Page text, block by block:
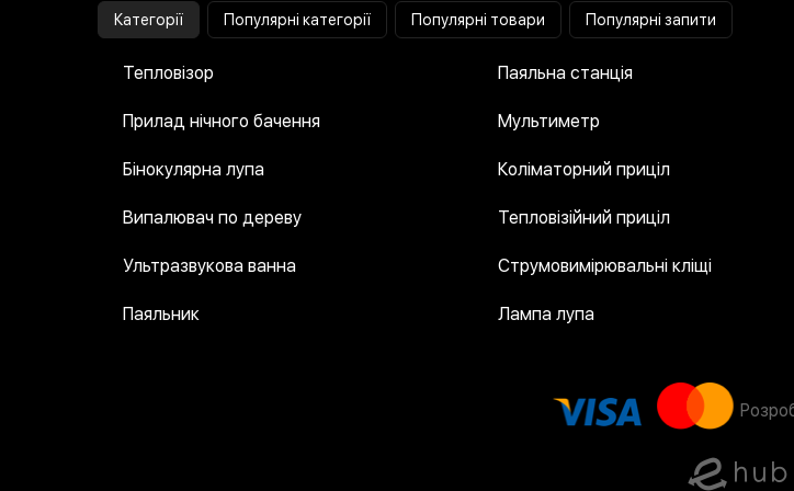
Категорії Популярні категорії Популярні товари Популярні запити
Тепловізор
Прилад нічного бачення
Бінокулярна лупа
Випалювач по дереву
Ультразвукова ванна
Паяльник
Паяльна станція
Мультиметр
Коліматорний приціл
Тепловізійний приціл
Струмовимірювальні кліщі
Лампа лупа